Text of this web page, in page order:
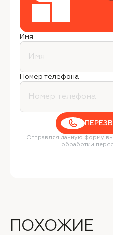
Имя
Номер телефона
Отправляя данную форму
обработки
ПОХОЖИЕ